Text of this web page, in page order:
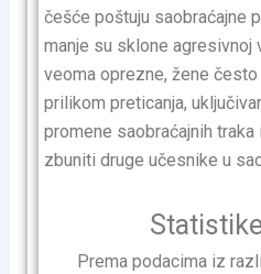
češće poštuju saobraćajne
manje su sklone agresivnoj
veoma oprezne, žene
prilikom preticanja,
promene saobraćajnih traka
zbuniti druge učesnike u
Prema podacima iz